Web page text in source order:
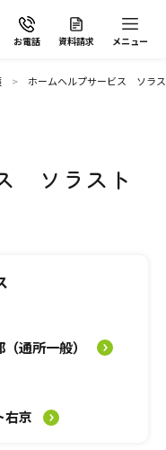
お電話 資料請求 メニュー
ホームヘルプサービス ソラ
ソラスト
通所一般）
京